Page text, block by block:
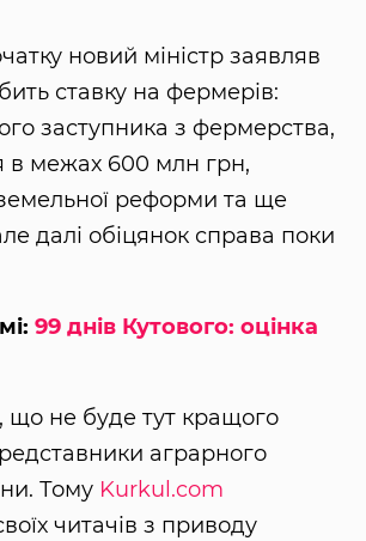
новий міністр заявляв
ставку на фермерів:
заступника з фермерства,
в межах 600 млн грн,
реформи та ще
далі обіцянок справа поки
99 днів Кутового: оцінка
не буде тут кращого
аграрного
Тому Kurkul.com
читачів з приводу